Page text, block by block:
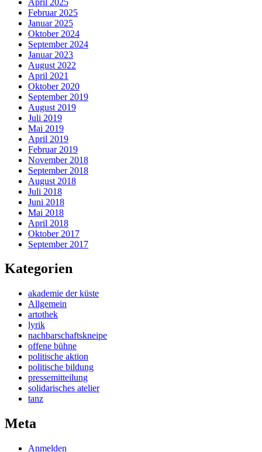
Februar 2025
Januar 2025
Oktober 2024
September 2024
Januar 2023
August 2022
April 2021
Oktober 2020
September 2019
August 2019
Juli 2019
Mai 2019
April 2019
Februar 2019
November 2018
September 2018
August 2018
Juli 2018
Juni 2018
Mai 2018
April 2018
Oktober 2017
September 2017
Kategorien
akademie der küste
Allgemein
artothek
lyrik
nachbarschaftskneipe
offene bühne
politische aktion
politische bildung
pressemitteilung
solidarisches atelier
tanz
Meta
Anmelden